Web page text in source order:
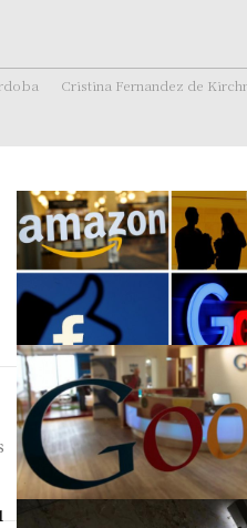
Cristina Fernandez de